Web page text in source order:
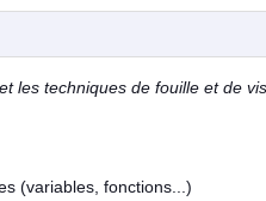
les techniques de fouille et de
(variables, fonctions...)